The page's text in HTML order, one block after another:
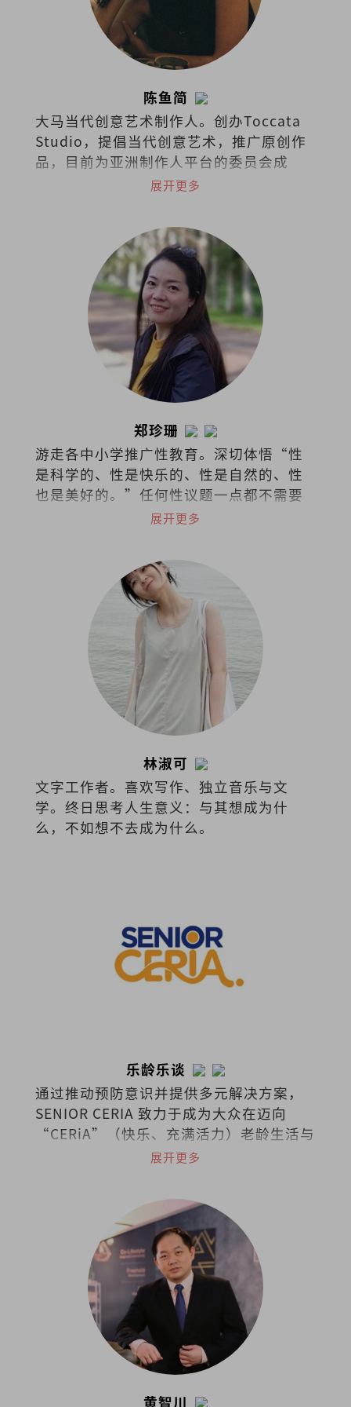
陈鱼简
大马当代创意艺术制作人。创办Toccata
Studio，提倡当代创意艺术，推广原创作
品，目前为亚洲制作人平台的委员会成
员。2019年获澳洲国家艺术委员会挑选为
展开更多
郑珍珊
游走各中小学推广性教育。深切体悟“性
是科学的、性是快乐的、性是自然的、性
也是美好的。”任何性议题一点都不需要
过于隐秘不谈，尤其对身体的认识与接纳
展开更多
林淑可
文字工作者。喜欢写作、独立音乐与文
学。终日思考人生意义：与其想成为什
么，不如想不去成为什么。
乐龄乐谈
通过推动预防意识并提供多元解决方案，
SENIOR CERIA 致力于成为大众在迈向
“CERiA”（快乐、充满活力）老龄生活与
照护之路上的伙伴。展开更多
黄智川